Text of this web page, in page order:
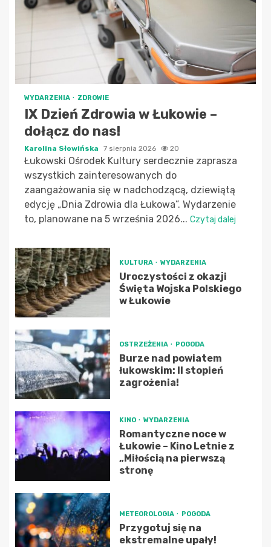
WYDARZENIA ZDROWIE
IX Dzień Zdrowia w Łukowie –
dołącz do nas!
Karolina Słowińska 7 sierpnia 2026 20
Łukowski Ośrodek Kultury serdecznie zaprasza
wszystkich zainteresowanych do
zaangażowania się w nadchodzącą, dziewiątą
edycję „Dnia Zdrowia dla Łukowa”. Wydarzenie
to, planowane na 5 września 2026... Czytaj dalej
KULTURA WYDARZENIA
Uroczystości z okazji
Święta Wojska Polskiego
w Łukowie
OSTRZEŻENIA POGODA
Burze nad powiatem
łukowskim: II stopień
zagrożenia!
KINO WYDARZENIA
Romantyczne noce w
Łukowie – Kino Letnie z
„Miłością na pierwszą
stronę
METEOROLOGIA POGODA
Przygotuj się na
ekstremalne upały!